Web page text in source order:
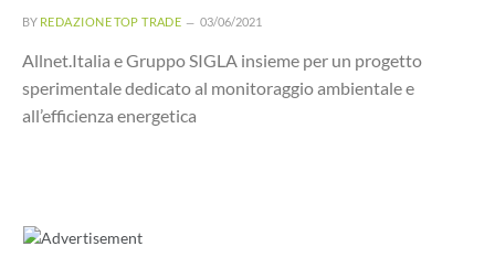
BY REDAZIONE TOP TRADE 03/06/2021
Allnet.Italia e Gruppo SIGLA insieme per un progetto
sperimentale dedicato al monitoraggio ambientale e
all’efficienza energetica